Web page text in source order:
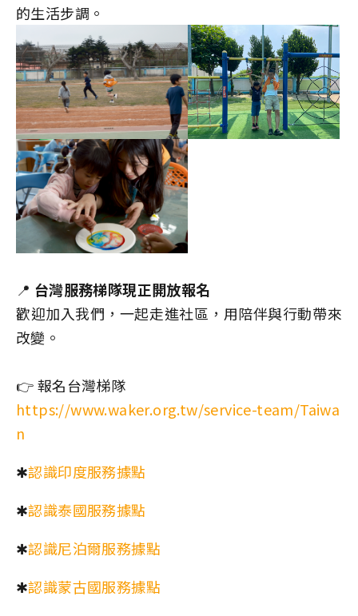
的生活步調。
📍 台灣服務梯隊現正開放報名
歡迎加入我們，一起走進社區，用陪伴與行動帶來
改變。
👉 報名台灣梯隊
https://www.waker.org.tw/service-team/Taiwa
n
✱認識印度服務據點
✱認識泰國服務據點
✱認識尼泊爾服務據點
✱認識蒙古國服務據點